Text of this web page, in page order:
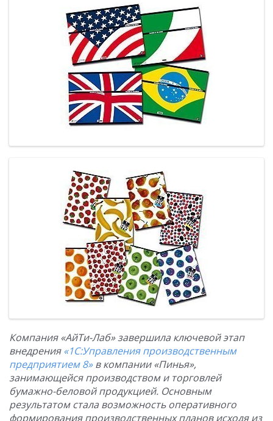
Компания «АйТи-Лаб» завершила ключевой этап
внедрения«1С:Управления производственным
предприятием 8»в компании «Пинья»,
занимающейся производством и торговлей
бумажно-беловой продукцией. Основным
результатом стала возможность оперативного
формирования производственных планов исходя из